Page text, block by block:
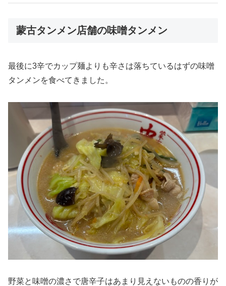
蒙古タンメン店舗の味噌タンメン
最後に3辛でカップ麺よりも辛さは落ちているはずの味噌
タンメンを食べてきました。
野菜と味噌の濃さで唐辛子はあまり見えないものの香りが